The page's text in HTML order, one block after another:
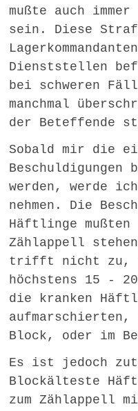
mußte auch
sein. Diese
Dienststellen
bei schweren
manchmal
der Beteffende
Sobald mir die
Beschuldigungen
werden, werde
nehmen. Die
Häftlinge mußten
Zählappell
trifft nicht zu,
höchstens 15 -
die kranken
aufmarschierten,
Block, oder im
Es ist jedoch
Blockälteste
zum Zählappell